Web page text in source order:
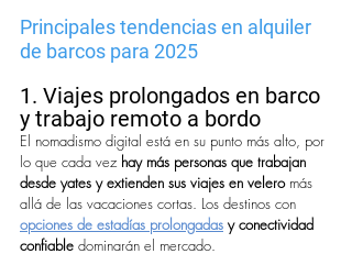
Principales tendencias en alquiler
de barcos para 2025
1. Viajes prolongados en barco
y trabajo remoto a bordo
El nomadismo digital está en su punto más alto, por
lo que cada vez hay más personas que trabajan
desde yates y extienden sus viajes en velero más
allá de las vacaciones cortas. Los destinos con
opciones de estadías prolongadas y conectividad
confiable dominarán el mercado.